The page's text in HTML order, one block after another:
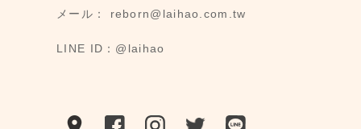
メール： reborn@laihao.com.tw
LINE ID：@laihao